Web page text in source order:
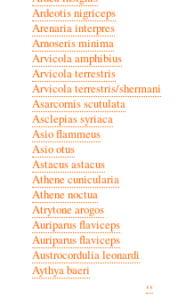
Ardeotis nigriceps
Arenaria interpres
Arnoseris minima
Arvicola amphibius
Arvicola terrestris
Arvicola terrestris/shermani
Asarcornis scutulata
Asclepias syriaca
Asio flammeus
Asio otus
Astacus astacus
Athene cunicularia
Athene noctua
Atrytone arogos
Auriparus flaviceps
Auriparus flaviceps
Austrocordulia leonardi
Aythya baeri
Vorige
‹‹